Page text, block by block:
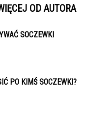
OD AUTORA
SOCZEWKI
PO KIMŚ SOCZEWKI?